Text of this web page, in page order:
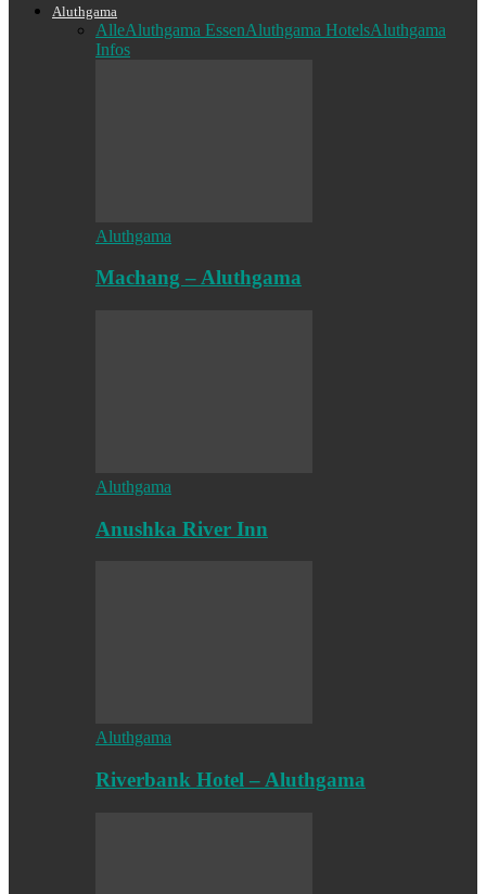
Aluthgama
AlleAluthgama EssenAluthgama HotelsAluthgama
Infos
Aluthgama
Machang – Aluthgama
Aluthgama
Anushka River Inn
Aluthgama
Riverbank Hotel – Aluthgama